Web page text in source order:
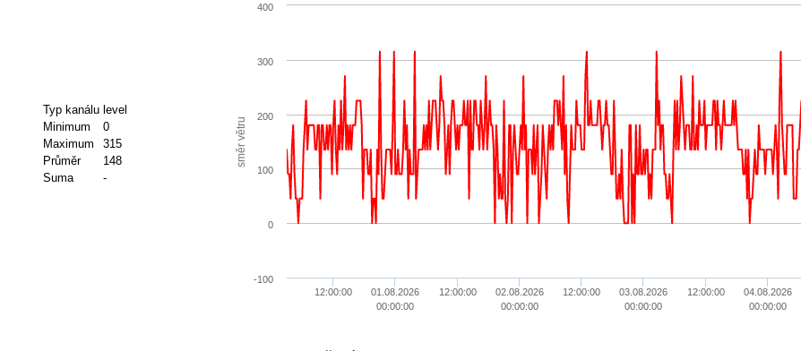
Typ kanálu level
Minimum
0
Maximum
315
Průměr
148
Suma
-
směr větru
12:00:00
01.08.2026
00:00:00
12:00:00
02.08.2026
00:00:00
12:00:00
03.08.2026
00:00:00
12:00:00
04.08.2026
00:00:00
0
100
200
300
-100
400